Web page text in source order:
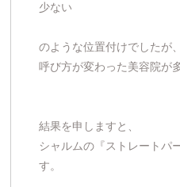
少ない
のような位置付けでしたが
呼び方が変わった美容院が
結果を申しますと、
シャルムの『ストレートパ
す。